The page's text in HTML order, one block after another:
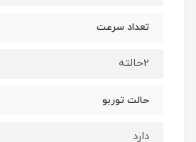
تعداد سرعت
2حالته
حالت توربو
دارد